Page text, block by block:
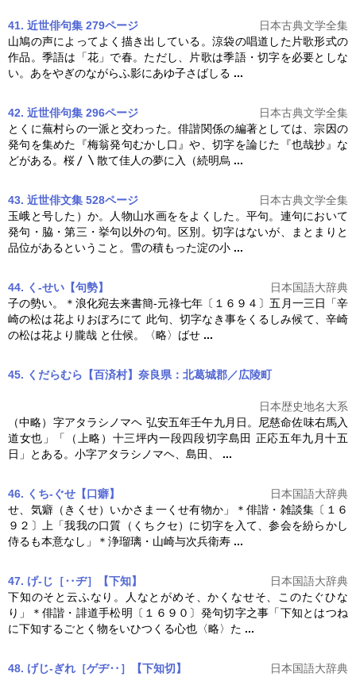
41. 近世俳句集 279ページ
日本古典文学全集
山鳩の声によってよく描き出している。涼袋の唱道した片歌形式の
作品。季語は「花」で春。ただし、片歌は季語・切字を必要としな
い。あをやぎのながらふ影にあゆ子さばしる ...
42. 近世俳句集 296ページ
日本古典文学全集
とくに蕪村らの一派と交わった。俳諧関係の編著としては、宗因の
発句を集めた『梅翁発句むかし口』や、 切字を論じた『也哉抄』な
どがある。桜〳〵散て佳人の夢に入（続明烏 ...
43. 近世俳文集 528ページ
日本古典文学全集
玉峨と号した）か。人物山水画ををよくした。平句。連句において
発句・脇・第三・挙句以外の句。区別。 切字はないが、まとまりと
品位があるということ。雪の積もった淀の小 ...
44. く‐せい【句勢】
日本国語大辞典
子の勢い。＊浪化宛去来書簡‐元祿七年〔１６９４〕五月一三日「辛
崎の松は花よりおぼろにて 此句、切字なき事をくるしみ候て、辛崎
の松は花より朧哉 と仕候。〈略〉ばせ ...
45. くだらむら【百済村】奈良県：北葛城郡／広陵町
日本歴史地名大系
（中略）字アタラシノマヘ 弘安五年壬午九月日。尼慈命佐味右馬入
道女也」「（上略）十三坪内一段四段切字島田 正応五年九月十五
日」とある。小字アタラシノマヘ、島田、 ...
46. くち‐ぐせ【口癖】
日本国語大辞典
せ、気癖（きくせ）いかさま一くせ有物か」＊俳諧・雑談集〔１６
９２〕上「我我の口質（くちクセ）に切字を入て、参会を紛らかし
侍るも本意なし」＊浄瑠璃・山崎与次兵衛寿 ...
47. げ‐じ［‥ヂ］【下知】
日本国語大辞典
下知のそと云ふなり。人なとがめそ、かくなせそ、このたぐひな
り」＊俳諧・誹道手松明〔１６９０〕発句切字之事「下知とはつね
に下知するごとく物をいひつくる心也〈略〉た ...
48. げじ‐ぎれ［ゲヂ‥］【下知切】
日本国語大辞典